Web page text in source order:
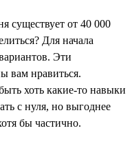
существует от 40 000
Для начала
Эти
вам нравиться.
хоть какие-то навыки
с нуля, но выгоднее
бы частично.